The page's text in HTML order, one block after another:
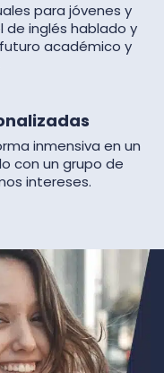
para jóvenes y
de inglés hablado y
académico y
inmensiva en un
con un grupo de
intereses.